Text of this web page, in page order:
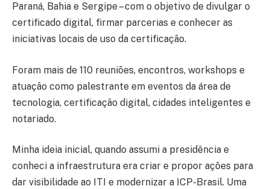
Paraná, Bahia e Sergipe – com o objetivo de divulgar o
certificado digital, firmar parcerias e conhecer as
iniciativas locais de uso da certificação.
Foram mais de 110 reuniões, encontros, workshops e
atuação como palestrante em eventos da área de
tecnologia, certificação digital, cidades inteligentes e
notariado.
Minha ideia inicial, quando assumi a presidência e
conheci a infraestrutura era criar e propor ações para
dar visibilidade ao ITI e modernizar a ICP-Brasil. Uma